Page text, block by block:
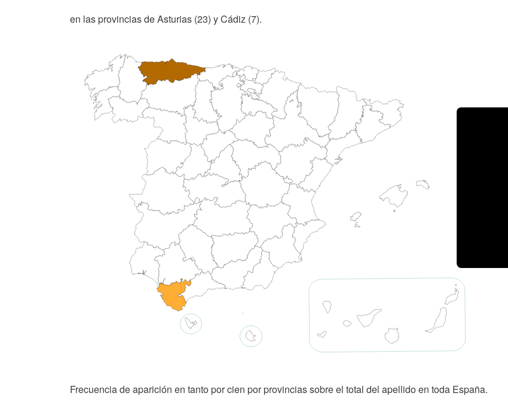
en las provincias de Asturias (23) y Cádiz (7).
Frecuencia de aparición en tanto por cien por provincias sobre el total del apellido en toda España.